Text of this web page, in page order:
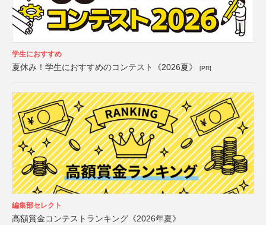
学生におすすめ
夏休み！学生におすすめのコンテスト《2026夏》 [PR]
編集部セレクト
高額賞金コンテストランキング《2026年夏》